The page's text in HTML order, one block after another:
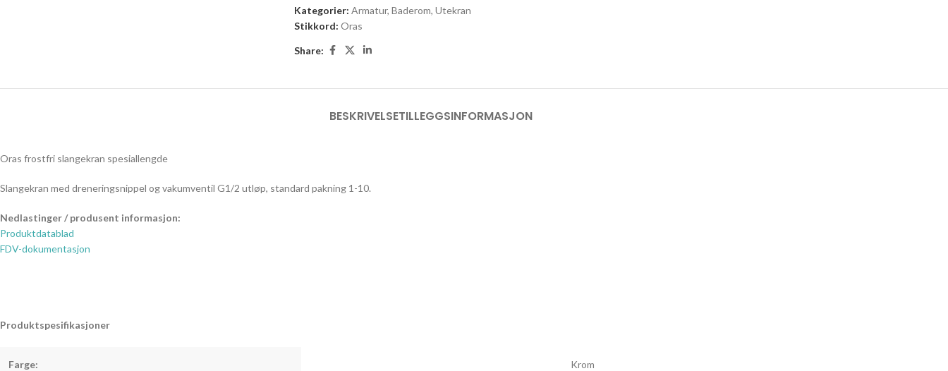
Kategorier: Armatur, Baderom, Utekran
Stikkord: Oras
Share:
BESKRIVELSETILLEGGSINFORMASJON
Oras frostfri slangekran spesiallengde
Slangekran med dreneringsnippel og vakumventil G1/2 utløp, standard pakning 1-10.
Nedlastinger / produsent informasjon:
Produktdatablad
FDV-dokumentasjon
Produktspesifikasjoner
Farge: Krom